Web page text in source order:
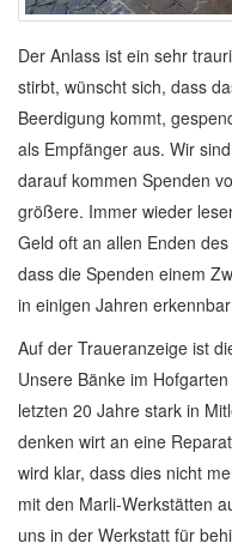
Der Anlass ist ein sehr
stirbt, wünscht sich, dass
Beerdigung kommt,
als Empfänger aus. Wir
darauf kommen Spenden
größere. Immer wieder
Geld oft an allen Enden
dass die Spenden einem
in einigen Jahren
Auf der Traueranzeige ist
Unsere Bänke im
letzten 20 Jahre stark in
denken wirt an eine
wird klar, dass dies nicht
mit den Marli-Werkstätten
uns in der Werkstatt für